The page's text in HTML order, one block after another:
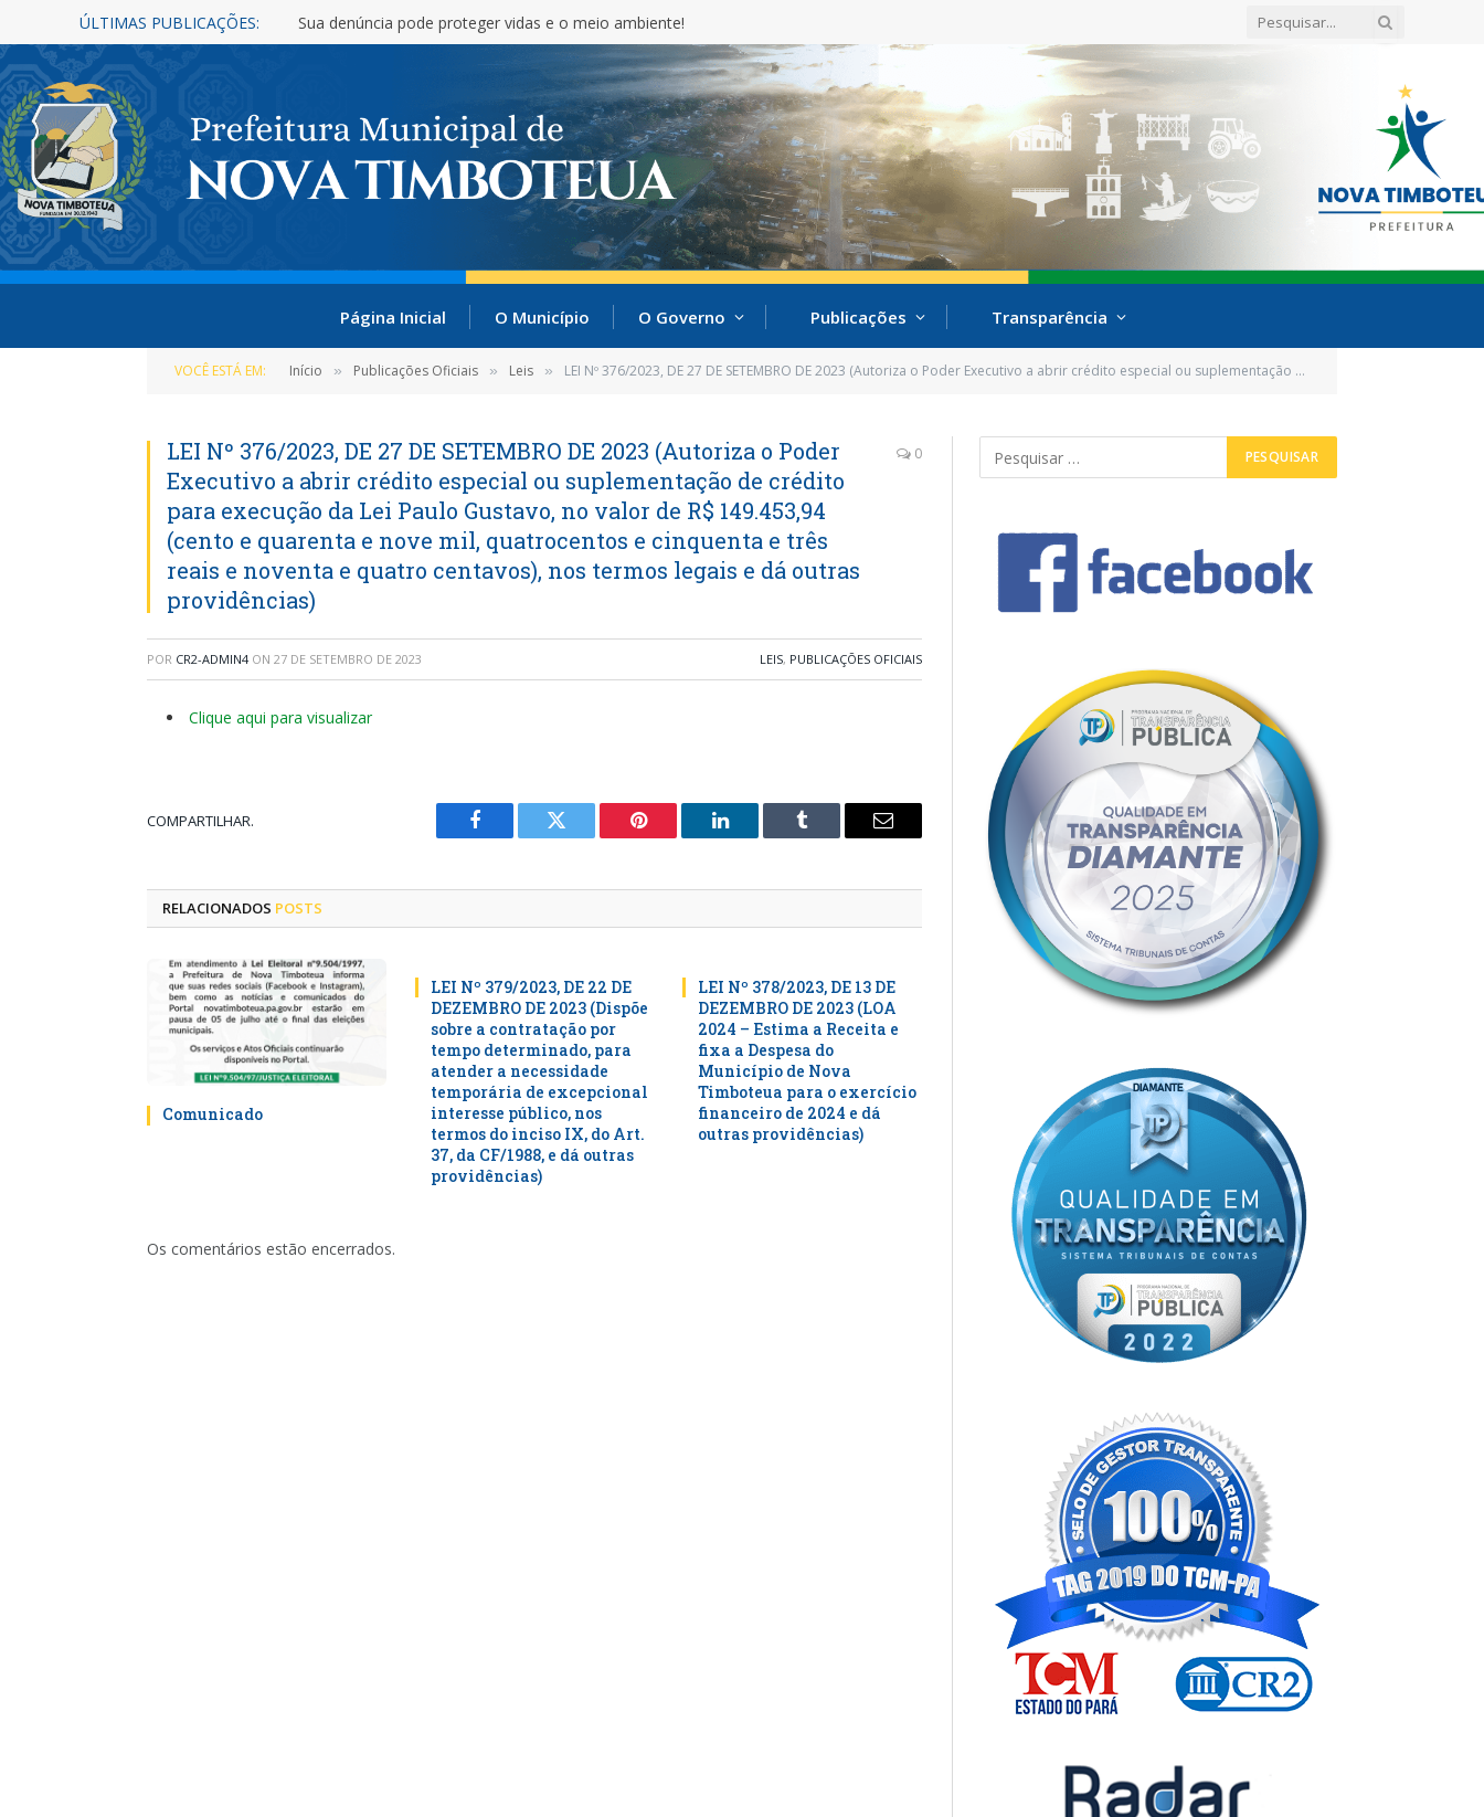
ÚLTIMAS PUBLICAÇÕES: Sua denúncia pode proteger vidas e o meio ambiente!
Página Inicial O Município O Governo Publicações Transparência
VOCÊ ESTÁ EM: Início » Publicações Oficiais » Leis » LEI Nº 376/2023, DE 27 DE SETEMBRO DE 2023 (Autoriza o Poder Executivo a abrir crédito especial ou suplementação de crédito para execução da Lei Paulo Gustavo, no valor de R$ 149.453,94 (cento e quarenta e nove mil, quatrocentos e cinquenta e três reais e noventa e quatro centavos), nos termos legais e dá outras providências)
LEI Nº 376/2023, DE 27 DE SETEMBRO DE 2023 (Autoriza o Poder
Executivo a abrir crédito especial ou suplementação de crédito
para execução da Lei Paulo Gustavo, no valor de R$ 149.453,94
(cento e quarenta e nove mil, quatrocentos e cinquenta e três
reais e noventa e quatro centavos), nos termos legais e dá outras
providências)
0
POR CR2-ADMIN4 ON 27 DE SETEMBRO DE 2023 LEIS, PUBLICAÇÕES OFICIAIS
Clique aqui para visualizar
COMPARTILHAR.
Facebook Twitter Pinterest LinkedIn Tumblr
E-
RELACIONADOS POSTS
Comunicado
LEI Nº 379/2023, DE 22 DE
DEZEMBRO DE 2023 (Dispõe
sobre a contratação por
tempo determinado, para
atender a necessidade
temporária de excepcional
interesse público, nos
termos do inciso IX, do Art.
37, da CF/1988, e dá outras
providências)
LEI Nº 378/2023, DE 13 DE
DEZEMBRO DE 2023 (LOA
2024 – Estima a Receita e
fixa a Despesa do
Município de Nova
Timboteua para o exercício
financeiro de 2024 e dá
outras providências)
Os comentários estão encerrados.